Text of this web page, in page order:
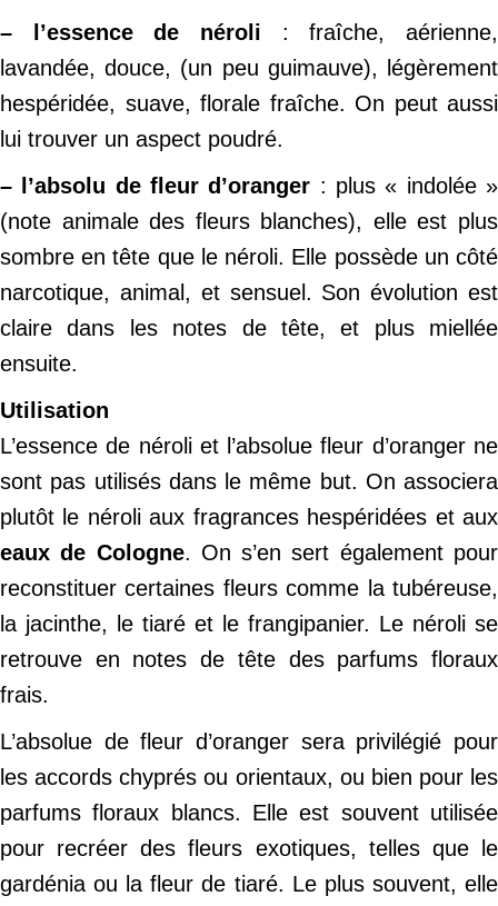
– l’essence de néroli : fraîche, aérienne,
lavandée, douce, (un peu guimauve), légèrement
hespéridée, suave, florale fraîche. On peut aussi
lui trouver un aspect poudré.
– l’absolu de fleur d’oranger : plus « indolée »
(note animale des fleurs blanches), elle est plus
sombre en tête que le néroli. Elle possède un côté
narcotique, animal, et sensuel. Son évolution est
claire dans les notes de tête, et plus miellée
ensuite.
Utilisation
L’essence de néroli et l’absolue fleur d’oranger ne
sont pas utilisés dans le même but. On associera
plutôt le néroli aux fragrances hespéridées et aux
eaux de Cologne. On s’en sert également pour
reconstituer certaines fleurs comme la tubéreuse,
la jacinthe, le tiaré et le frangipanier. Le néroli se
retrouve en notes de tête des parfums floraux
frais.
L’absolue de fleur d’oranger sera privilégié pour
les accords chyprés ou orientaux, ou bien pour les
parfums floraux blancs. Elle est souvent utilisée
pour recréer des fleurs exotiques, telles que le
gardénia ou la fleur de tiaré. Le plus souvent, elle